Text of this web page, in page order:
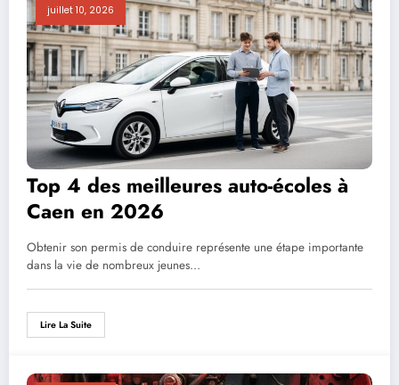
juillet 10, 2026
Top 4 des meilleures auto-écoles à
Caen en 2026
Obtenir son permis de conduire représente une étape importante
dans la vie de nombreux jeunes…
Lire La Suite